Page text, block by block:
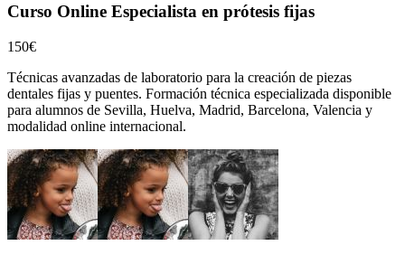
Curso Online Especialista en prótesis fijas
150€
Técnicas avanzadas de laboratorio para la creación de piezas
dentales fijas y puentes. Formación técnica especializada disponible
para alumnos de Sevilla, Huelva, Madrid, Barcelona, Valencia y
modalidad online internacional.